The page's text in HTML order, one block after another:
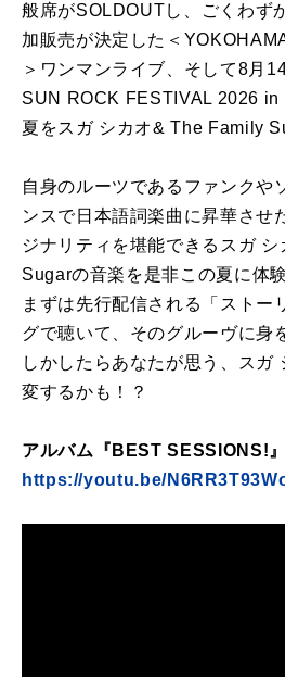
般席がSOLDOUTし、ごくわず
加販売が決定した＜
＞ワンマンライブ、そして8月
SUN ROCK FESTIVAL 2026 in
夏をスガ シカオ& The Family
自身のルーツであるファンクや
ンスで日本語詞楽曲に昇華させ
ジナリティを堪能できるスガ
Sugarの音楽を是非この夏に体
まずは先行配信される「ストー
グで聴いて、そのグルーヴに身
しかしたらあなたが思う、スガ
変するかも！？
アルバム『BEST SESSIONS!
https://youtu.be/